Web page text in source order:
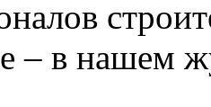
– в нашем